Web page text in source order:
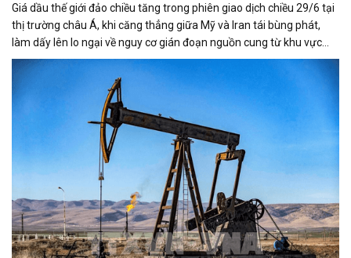
Giá dầu thế giới đảo chiều tăng trong phiên giao dịch chiều 29/6 tại
thị trường châu Á, khi căng thẳng giữa Mỹ và Iran tái bùng phát,
làm dấy lên lo ngại về nguy cơ gián đoạn nguồn cung từ khu vực
Trung Đông. Tuy nhiên, triển vọng nối lại đàm phán giữa hai bên đã
phần nào hạn chế đà tăng của thị trường.